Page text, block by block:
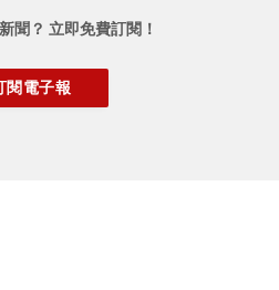
聞？ 立即免費訂閱！